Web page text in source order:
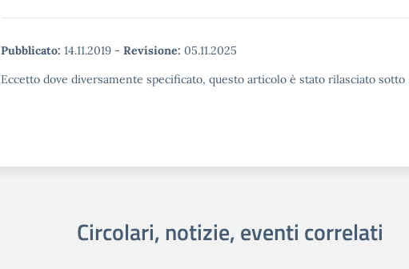
Pubblicato: 14.11.2019 - Revisione: 05.11.2025
Eccetto dove diversamente specificato, questo articolo è stato rilasciato
Circolari, notizie, eventi correlati